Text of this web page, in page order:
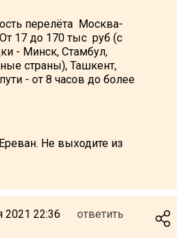
перелёта Москва-
17 до 170 тыс руб (с
- Минск, Стамбул,
страны), Ташкент,
- от 8 часов до более
Не выходите из
2021 22:36 ответить